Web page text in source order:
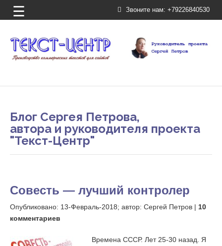
Звоните нам: +79226840530
☰
Блог Сергея Петрова,
автора и руководителя проекта
"Текст-Центр"
Совесть — лучший контролер
Опубликовано: 13-Февраль-2018; автор: Сергей Петров | 10
комментариев
Времена СССР. Лет 25-30 назад. Я